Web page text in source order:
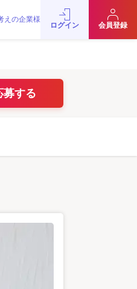
えの企業様
ログイン 会員登録
募する
MAGAZINE